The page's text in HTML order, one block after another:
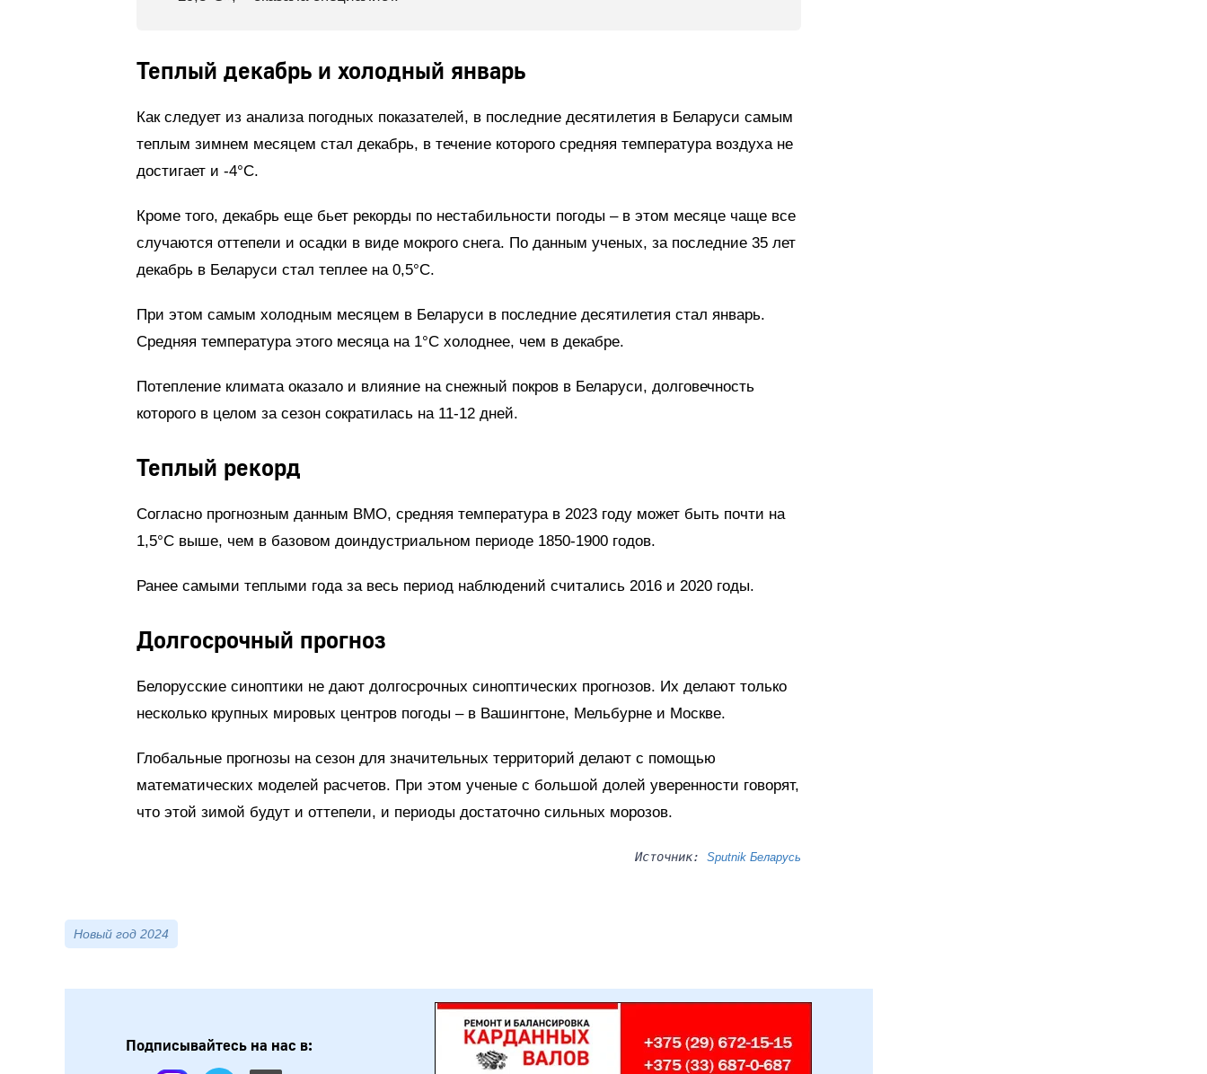
Теплый декабрь и холодный январь
Как следует из анализа погодных показателей, в последние десятилетия в Беларуси самым
теплым зимнем месяцем стал декабрь, в течение которого средняя температура воздуха не
достигает и -4°С.
Кроме того, декабрь еще бьет рекорды по нестабильности погоды – в этом месяце чаще все
случаются оттепели и осадки в виде мокрого снега. По данным ученых, за последние 35 лет
декабрь в Беларуси стал теплее на 0,5°С.
При этом самым холодным месяцем в Беларуси в последние десятилетия стал январь.
Средняя температура этого месяца на 1°С холоднее, чем в декабре.
Потепление климата оказало и влияние на снежный покров в Беларуси, долговечность
которого в целом за сезон сократилась на 11-12 дней.
Теплый рекорд
Согласно прогнозным данным ВМО, средняя температура в 2023 году может быть почти на
1,5°С выше, чем в базовом доиндустриальном периоде 1850-1900 годов.
Ранее самыми теплыми года за весь период наблюдений считались 2016 и 2020 годы.
Долгосрочный прогноз
Белорусские синоптики не дают долгосрочных синоптических прогнозов. Их делают только
несколько крупных мировых центров погоды – в Вашингтоне, Мельбурне и Москве.
Глобальные прогнозы на сезон для значительных территорий делают с помощью
математических моделей расчетов. При этом ученые с большой долей уверенности говорят,
что этой зимой будут и оттепели, и периоды достаточно сильных морозов.
Источник: Sputnik Беларусь
Новый год 2024
Подписывайтесь на нас в: